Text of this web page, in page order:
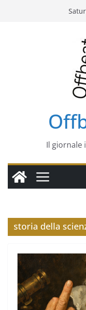
Il giornale
storia della